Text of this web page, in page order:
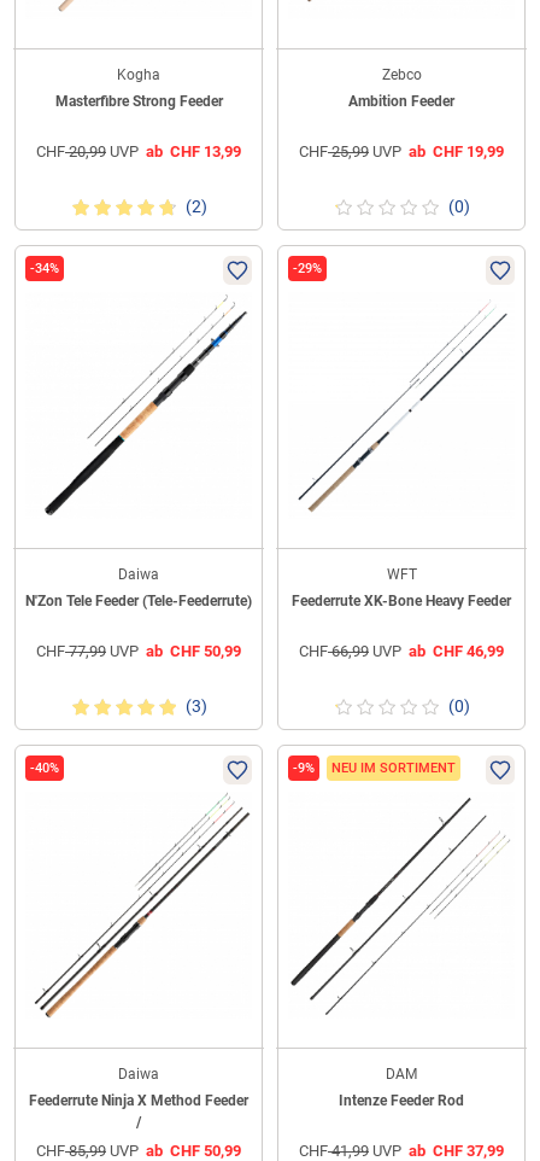
Kogha
Masterfibre Strong Feeder
CHF20,99 UVP ab CHF 13,99
(2)
Zebco
Ambition Feeder
CHF25,99 UVP ab CHF 19,99
(0)
-34%
Daiwa
N'Zon Tele Feeder (Tele-Feederrute)
CHF77,99 UVP ab CHF 50,99
(3)
-29%
WFT
Feederrute XK-Bone Heavy Feeder
CHF66,99 UVP ab CHF 46,99
(0)
-40%
Daiwa
Feederrute Ninja X Method Feeder
/
CHF85,99 UVP ab CHF 50,99
-9% NEU IM SORTIMENT
DAM
Intenze Feeder Rod
CHF41,99 UVP ab CHF 37,99